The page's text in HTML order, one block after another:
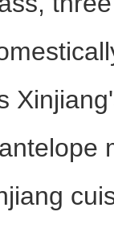
公路”独库